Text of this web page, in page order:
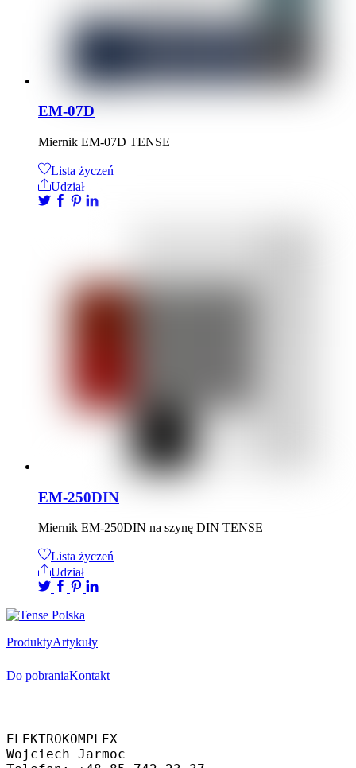
EM-07D
Miernik EM-07D TENSE
Lista życzeń
Udział
EM-250DIN
Miernik EM-250DIN na szynę DIN TENSE
Lista życzeń
Udział
ProduktyArtykuły
Do pobraniaKontakt
ELEKTROKOMPLEX
Wojciech Jarmoc